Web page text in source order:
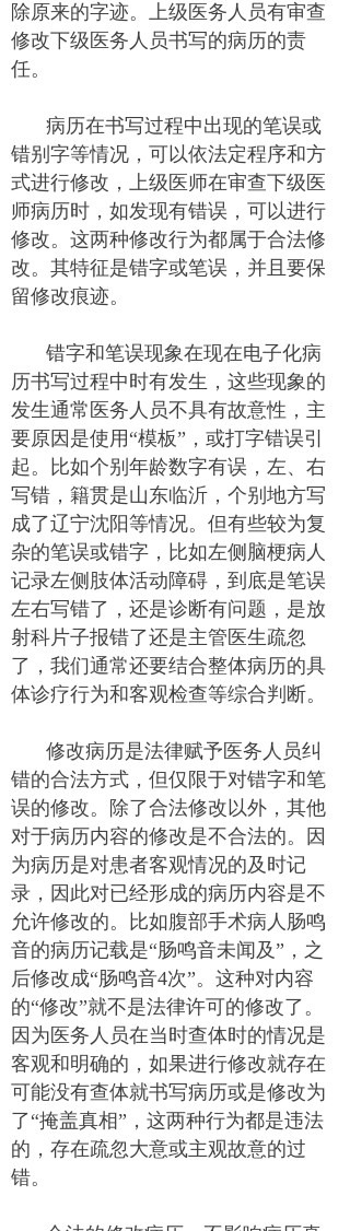
除原来的字迹。上级医务人员有审查
修改下级医务人员书写的病历的责
任。
病历在书写过程中出现的笔误或
错别字等情况，可以依法定程序和方
式进行修改，上级医师在审查下级医
师病历时，如发现有错误，可以进行
修改。这两种修改行为都属于合法修
改。其特征是错字或笔误，并且要保
留修改痕迹。
错字和笔误现象在现在电子化病
历书写过程中时有发生，这些现象的
发生通常医务人员不具有故意性，主
要原因是使用“模板”，或打字错误引
起。比如个别年龄数字有误，左、右
写错，籍贯是山东临沂，个别地方写
成了辽宁沈阳等情况。但有些较为复
杂的笔误或错字，比如左侧脑梗病人
记录左侧肢体活动障碍，到底是笔误
左右写错了，还是诊断有问题，是放
射科片子报错了还是主管医生疏忽
了，我们通常还要结合整体病历的具
体诊疗行为和客观检查等综合判断。
修改病历是法律赋予医务人员纠
错的合法方式，但仅限于对错字和笔
误的修改。除了合法修改以外，其他
对于病历内容的修改是不合法的。因
为病历是对患者客观情况的及时记
录，因此对已经形成的病历内容是不
允许修改的。比如腹部手术病人肠鸣
音的病历记载是“肠鸣音未闻及”，之
后修改成“肠鸣音4次”。这种对内容
的“修改”就不是法律许可的修改了。
因为医务人员在当时查体时的情况是
客观和明确的，如果进行修改就存在
可能没有查体就书写病历或是修改为
了“掩盖真相”，这两种行为都是违法
的，存在疏忽大意或主观故意的过
错。